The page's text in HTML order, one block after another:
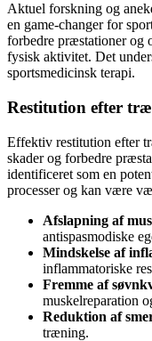
Aktuel forskning og
en game-changer for
forbedre præstationer og
fysisk aktivitet. Det
sportsmedicinsk terapi.
Restitution efter
Effektiv restitution efter
skader og forbedre
identificeret som en
processer og kan være
Afslapning af
antispasmodiske
Mindskelse af
inflammatoriske
Fremme af
muskelreparation
Reduktion af
træning.